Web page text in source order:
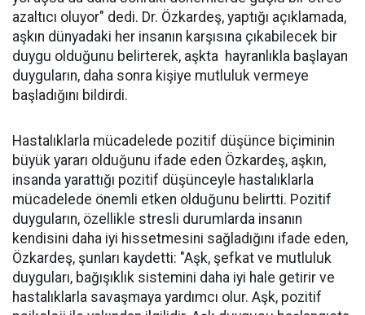
azaltıcı oluyor" dedi. Dr. Özkardeş, yaptığı açıklamada,
aşkın dünyadaki her insanın karşısına çıkabilecek bir
duygu olduğunu belirterek, aşkta hayranlıkla başlayan
duyguların, daha sonra kişiye mutluluk vermeye
başladığını bildirdi.
Hastalıklarla mücadelede pozitif düşünce biçiminin
büyük yararı olduğunu ifade eden Özkardeş, aşkın,
insanda yarattığı pozitif düşünceyle hastalıklarla
mücadelede önemli etken olduğunu belirtti. Pozitif
duyguların, özellikle stresli durumlarda insanın
kendisini daha iyi hissetmesini sağladığını ifade eden,
Özkardeş, şunları kaydetti: "Aşk, şefkat ve mutluluk
duyguları, bağışıklık sistemini daha iyi hale getirir ve
hastalıklarla savaşmaya yardımcı olur. Aşk, pozitif